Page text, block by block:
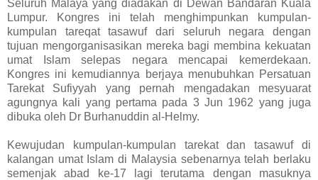
Seluruh Malaya yang diadakan di Dewan Bandaran Kuala
Lumpur. Kongres ini telah menghimpunkan kumpulan-
kumpulan tareqat tasawuf dari seluruh negara dengan
tujuan mengorganisasikan mereka bagi membina kekuatan
umat Islam selepas negara mencapai kemerdekaan.
Kongres ini kemudiannya berjaya menubuhkan Persatuan
Tarekat Sufiyyah yang pernah mengadakan mesyuarat
agungnya kali yang pertama pada 3 Jun 1962 yang juga
dibuka oleh Dr Burhanuddin al-Helmy.
Kewujudan kumpulan-kumpulan tarekat dan tasawuf di
kalangan umat Islam di Malaysia sebenarnya telah berlaku
semenjak abad ke-17 lagi terutama dengan masuknya